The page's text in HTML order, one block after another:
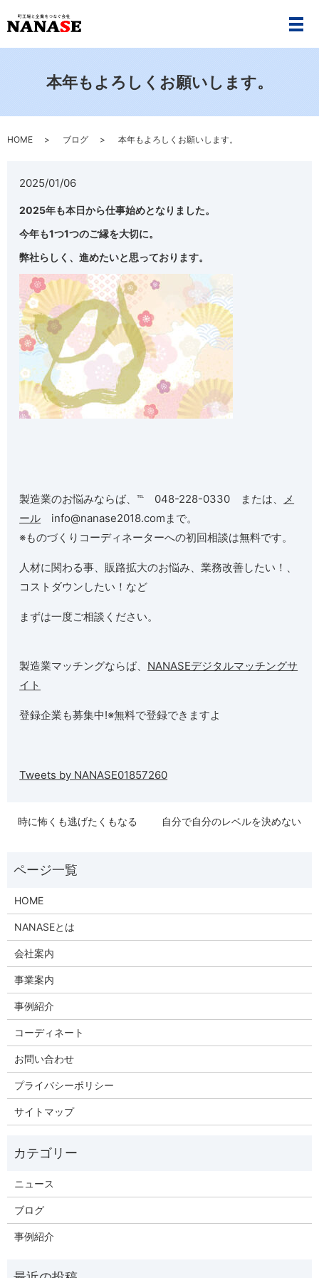
メ
本年もよろしくお願いします。
HOME ブログ 本年もよろしくお願いします。
2025/01/06
2025年も本日から仕事始めとなりました。
今年も1つ1つのご縁を大切に。
弊社らしく、進めたいと思っております。
製造業のお悩みならば、℡ 048-228-0330 または、 メ
ール info@nanase2018.comまで。
※ものづくりコーディネーターへの初回相談は無料です。
人材に関わる事、販路拡大のお悩み、業務改善したい！、
コストダウンしたい！など
まずは一度ご相談ください。
製造業マッチングならば、 NANASEデジタルマッチングサ
イト
登録企業も募集中!※無料で登録できますよ
Tweets by NANASE01857260
時に怖くも逃げたくもなる 自分で自分のレベルを決めない
HOME
NANASEとは
会社案内
事業案内
事例紹介
コーディネート
お問い合わせ
プライバシーポリシー
サイトマップ
ニュース
ブログ
事例紹介